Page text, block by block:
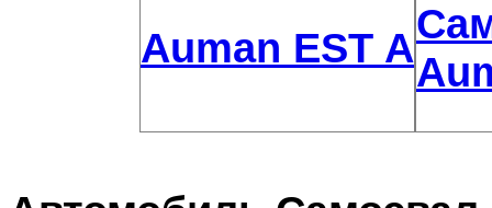
Auman EST A